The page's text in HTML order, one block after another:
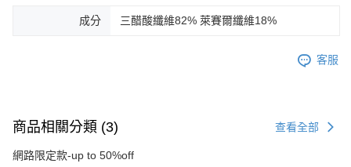
成分 三醋酸纖維82% 萊賽爾纖維18%
客服
商品相關分類 (3) 查看全部
網路限定款-up to 50%off